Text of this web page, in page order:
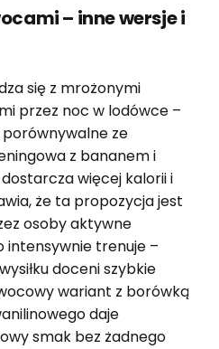
– inne wersje i
się z mrożonymi
przez noc w lodówce –
ze
z bananem i
więcej kalorii i
że ta propozycja jest
osoby aktywne
intensywnie trenuje –
doceni szybkie
wariant z borówką
daje
smak bez żadnego